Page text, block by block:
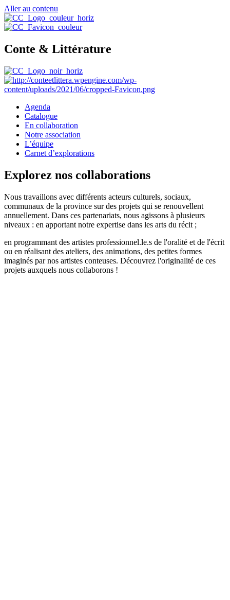
Aller au contenu
Conte & Littérature
Agenda
Catalogue
En collaboration
Notre association
L’équipe
Carnet d’explorations
Explorez nos collaborations
Nous travaillons avec différents acteurs culturels, sociaux,
communaux de la province sur des projets qui se renouvellent
annuellement. Dans ces partenariats, nous agissons à plusieurs
niveaux : en apportant notre expertise dans les arts du récit ;
en programmant des artistes professionnel.le.s de l'oralité et de l'écrit
ou en réalisant des ateliers, des animations, des petites formes
imaginés par nos artistes conteuses. Découvrez l'originalité de ces
projets auxquels nous collaborons !